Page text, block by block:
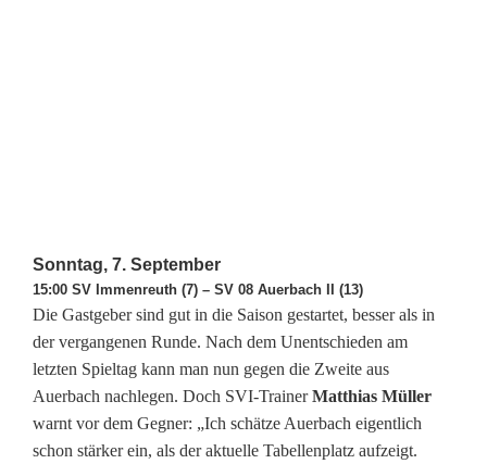
Sonntag, 7. September
15:00 SV Immenreuth (7) – SV 08 Auerbach II (13)
Die Gastgeber sind gut in die Saison gestartet, besser als in
der vergangenen Runde. Nach dem Unentschieden am
letzten Spieltag kann man nun gegen die Zweite aus
Auerbach nachlegen. Doch SVI-TrainerMatthias Müller
warnt vor dem Gegner: „Ich schätze Auerbach eigentlich
schon stärker ein, als der aktuelle Tabellenplatz aufzeigt.